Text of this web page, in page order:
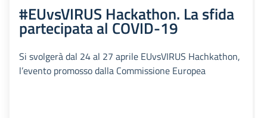
#EUvsVIRUS Hackathon. La sfida
partecipata al COVID-19
Si svolgerà dal 24 al 27 aprile EUvsVIRUS Hachkathon,
l’evento promosso dalla Commissione Europea